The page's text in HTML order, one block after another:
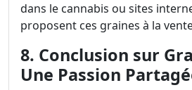
dans le cannabis ou sites
proposent ces graines à la
8. Conclusion sur
Une Passion